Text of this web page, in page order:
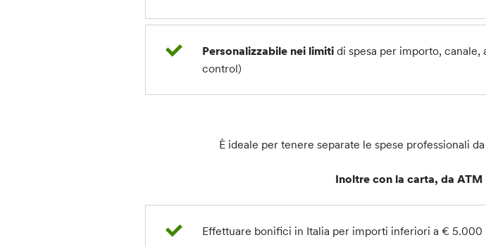
Personalizzabile nei limitidi spesa per importo, canale,
control)
È ideale per tenere separate le spese professionali
Inoltre con la carta, da ATM
Effettuare bonifici in Italia per importi inferiori a € 5.000